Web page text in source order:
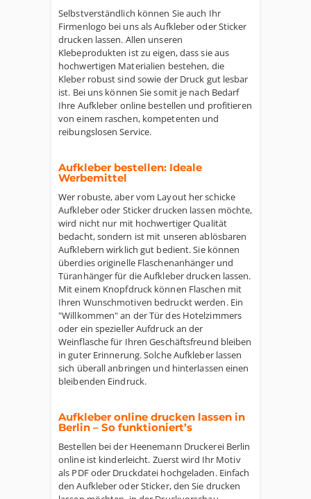
Selbstverständlich können Sie auch Ihr
Firmenlogo bei uns als Aufkleber oder Sticker
drucken lassen. Allen unseren
Klebeprodukten ist zu eigen, dass sie aus
hochwertigen Materialien bestehen, die
Kleber robust sind sowie der Druck gut lesbar
ist. Bei uns können Sie somit je nach Bedarf
Ihre Aufkleber online bestellen und profitieren
von einem raschen, kompetenten und
reibungslosen Service.
Aufkleber bestellen: Ideale
Werbemittel
Wer robuste, aber vom Layout her schicke
Aufkleber oder Sticker drucken lassen möchte,
wird nicht nur mit hochwertiger Qualität
bedacht, sondern ist mit unseren ablösbaren
Aufklebern wirklich gut bedient. Sie können
überdies originelle Flaschenanhänger und
Türanhänger für die Aufkleber drucken lassen.
Mit einem Knopfdruck können Flaschen mit
Ihren Wunschmotiven bedruckt werden. Ein
"Willkommen" an der Tür des Hotelzimmers
oder ein spezieller Aufdruck an der
Weinflasche für Ihren Geschäftsfreund bleiben
in guter Erinnerung. Solche Aufkleber lassen
sich überall anbringen und hinterlassen einen
bleibenden Eindruck.
Aufkleber online drucken lassen in
Berlin – So funktioniert’s
Bestellen bei der Heenemann Druckerei Berlin
online ist kinderleicht. Zuerst wird Ihr Motiv
als PDF oder Druckdatei hochgeladen. Einfach
den Aufkleber oder Sticker, den Sie drucken